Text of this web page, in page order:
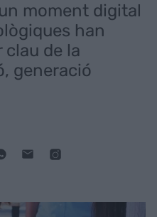
moment digital
han
de la
generació